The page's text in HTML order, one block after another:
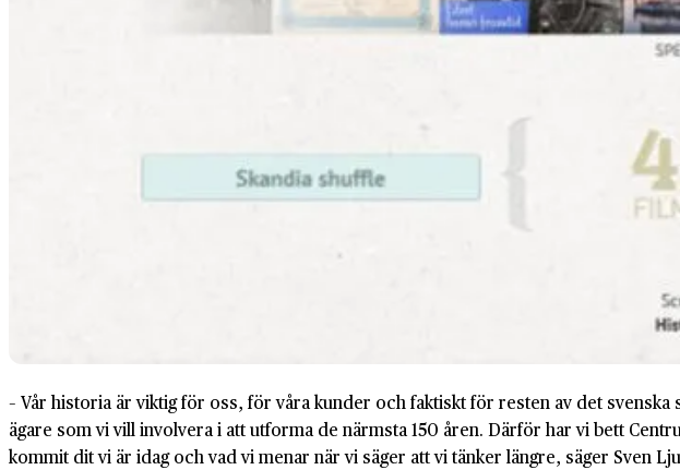
– Vår historia är viktig för oss, för våra kunder och faktiskt för resten av det
ägare som vi vill involvera i att utforma de närmsta 150 åren. Därför har vi bett
kommit dit vi är idag och vad vi menar när vi säger att vi tänker längre, säger Sven